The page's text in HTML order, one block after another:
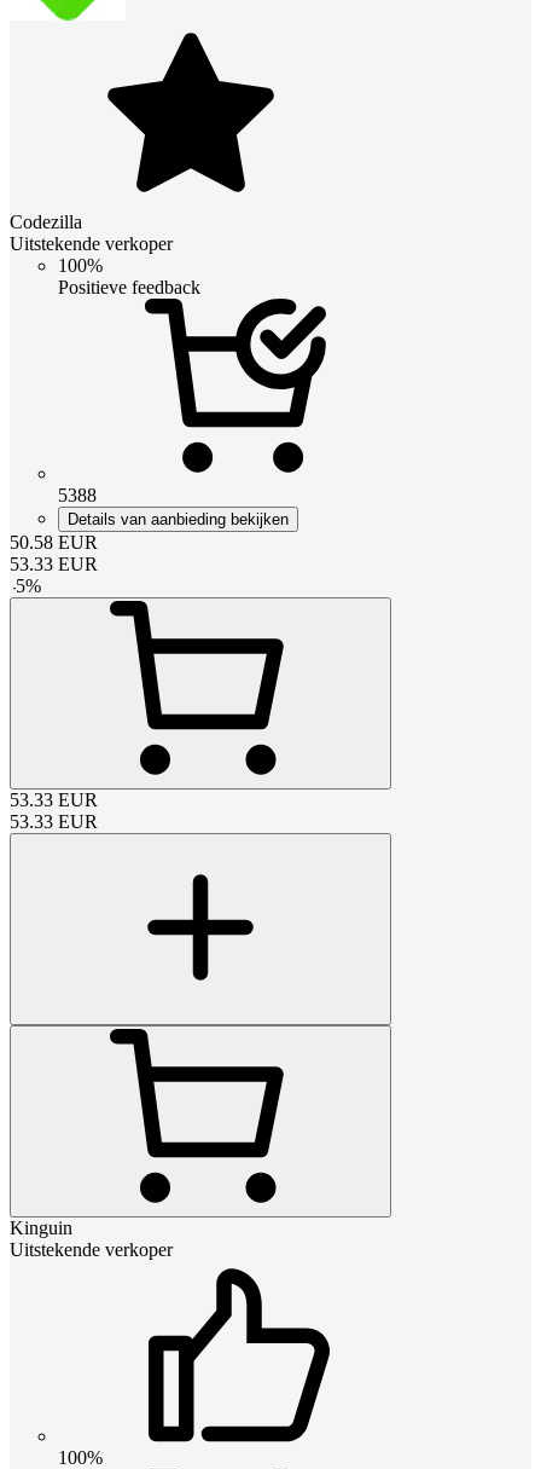
Codezilla
Uitstekende verkoper
100%
Positieve feedback
5388
Details van aanbieding bekijken
50.58 EUR
53.33 EUR
-5%
53.33 EUR
53.33 EUR
Kinguin
Uitstekende verkoper
100%